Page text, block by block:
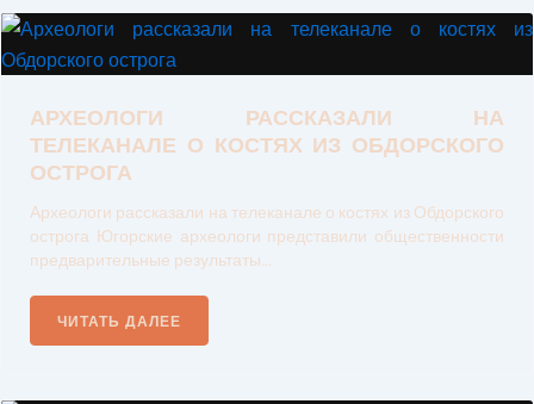
АРХЕОЛОГИ РАССКАЗАЛИ НА
ТЕЛЕКАНАЛЕ О КОСТЯХ ИЗ ОБДОРСКОГО
ОСТРОГА
Археологи рассказали на телеканале о костях из Обдорского
острога Югорские археологи представили общественности
предварительные результаты...
ЧИТАТЬ ДАЛЕЕ